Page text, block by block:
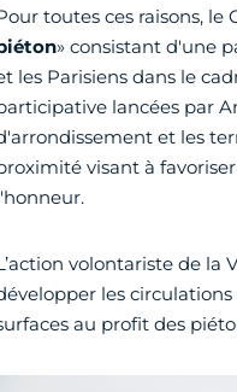
toutes ces raisons, le
» consistant d'une
les Parisiens dans le
lancées par
et les
visant à
volontariste de la
les circulations
au profit des